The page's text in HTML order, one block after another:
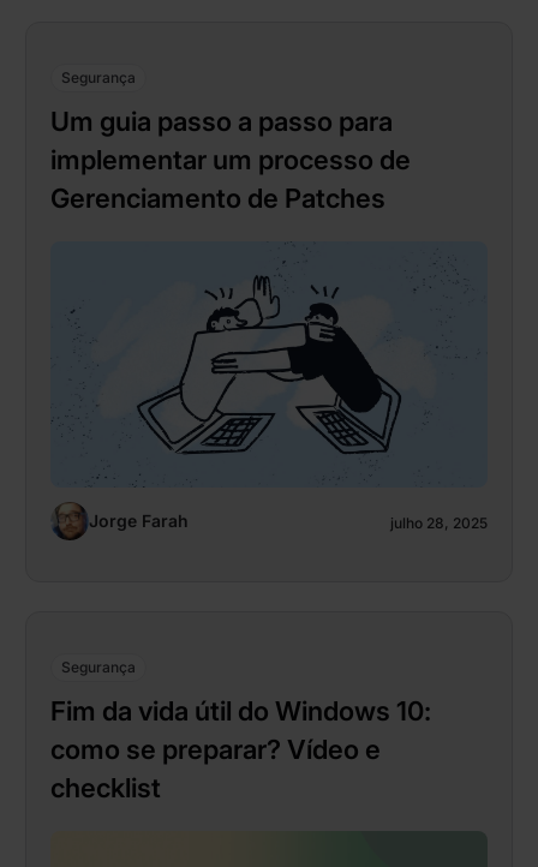
Segurança
Um guia passo a passo para
implementar um processo de
Gerenciamento de Patches
Jorge Farah julho 28, 2025
Segurança
Fim da vida útil do Windows 10:
como se preparar? Vídeo e
checklist